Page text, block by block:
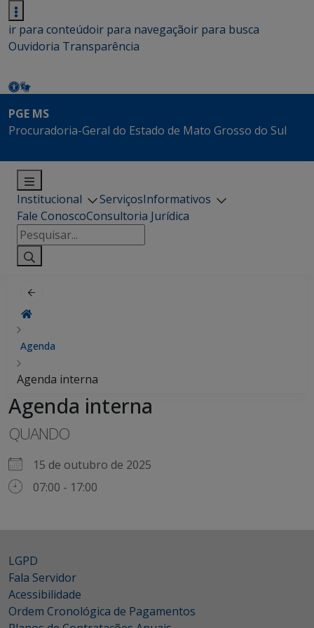
ir para conteúdoir para navegaçãoir para busca
Ouvidoria Transparência
PGE MS
Procuradoria-Geral do Estado de Mato Grosso do Sul
Institucional ServiçosInformativos
Fale ConoscoConsultoria Jurídica
Pesquisar
por:
Agenda
Agenda interna
Agenda interna
QUANDO
15 de outubro de 2025
07:00 - 17:00
LGPD
Fala Servidor
Acessibilidade
Ordem Cronológica de Pagamentos